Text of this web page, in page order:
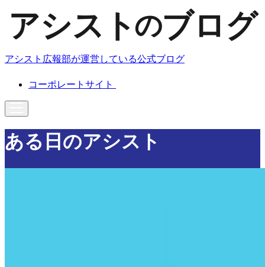
アシスト広報部が運営している公式ブログ
コーポレートサイト
ある日のアシスト